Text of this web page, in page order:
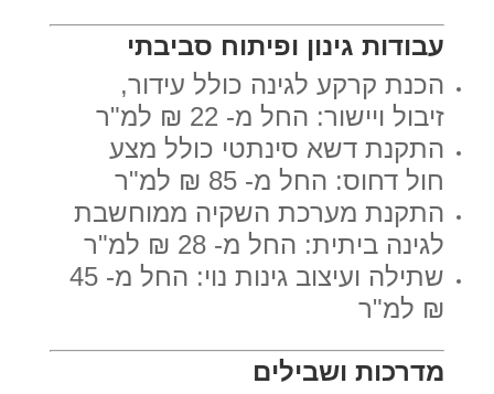
עבודות גינון ופיתוח סביבתי
הכנת קרקע לגינה כולל עידור,
זיבול ויישור: החל מ- 22 ₪ למ"ר
התקנת דשא סינתטי כולל מצע
חול דחוס: החל מ- 85 ₪ למ"ר
התקנת מערכת השקיה ממוחשבת
לגינה ביתית: החל מ- 28 ₪ למ"ר
שתילה ועיצוב גינות נוי: החל מ- 45
₪ למ"ר
מדרכות ושבילים